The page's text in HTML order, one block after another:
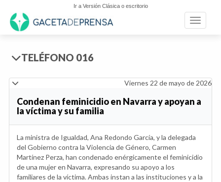
Ir a Versión Clásica o escritorio
Toggle
TELÉFONO 016
Viernes 22 de mayo de 2026
Condenan feminicidio en Navarra y apoyan a
la víctima y su familia
La ministra de Igualdad, Ana Redondo García, y la delegada
del Gobierno contra la Violencia de Género, Carmen
Martínez Perza, han condenado enérgicamente el feminicidio
de una mujer en Navarra, expresando su apoyo a los
familiares de la víctima. Ambas instan a las instituciones y a la